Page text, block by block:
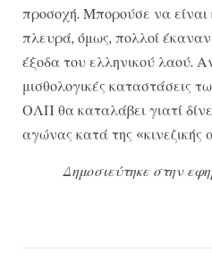
προσοχή. Μπορούσε να
πλευρά, όμως, πολλοί
έξοδα του ελληνικού λαού. Αν
μισθολογικές καταστάσεις
ΟΛΠ θα καταλάβει γιατί
αγώνας κατά της «κινεζικής
Δημοσιεύτηκε στην